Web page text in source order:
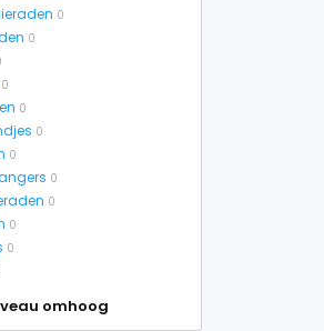
0
0
0
0
0
0
0
0
0
0
omhoog